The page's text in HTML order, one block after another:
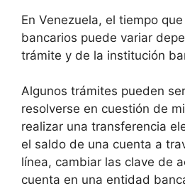
En Venezuela, el tiempo
bancarios puede variar
trámite y de la institución
Algunos trámites pueden
resolverse en cuestión de
realizar una transferencia
el saldo de una cuenta a
línea, cambiar las clave de
cuenta en una entidad